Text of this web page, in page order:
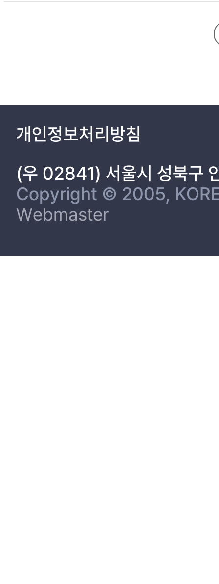
개인정보처리방침
(우 02841) 서울시 성북구
Copyright © 2005,
Webmaster